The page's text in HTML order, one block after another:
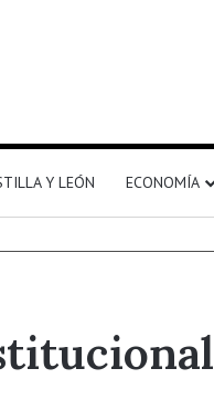
Y LEÓN ECONOMÍA